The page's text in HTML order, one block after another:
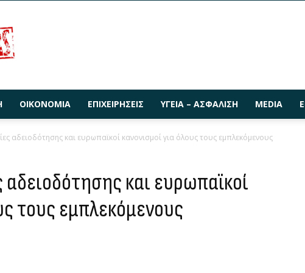
ΟΙΚΟΝΟΜΊΑ ΕΠΙΧΕΙΡΉΣΕΙΣ ΥΓΕΊΑ – ΑΣΦΆΛΙΣΗ MEDIA
αδειοδότησης και ευρωπαϊκοί κανονισμοί για όλους τους εμπλεκόμενους
και ευρωπαϊκοί
τους εμπλεκόμενους